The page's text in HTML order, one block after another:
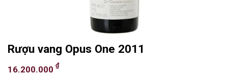
Rượu vang Opus One 2011
16.200.000 ₫